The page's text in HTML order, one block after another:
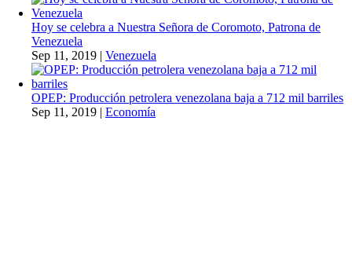
Hoy se celebra a Nuestra Señora de Coromoto, Patrona de
Venezuela
Sep 11, 2019 | Venezuela
OPEP: Producción petrolera venezolana baja a 712 mil barriles
Sep 11, 2019 | Economía